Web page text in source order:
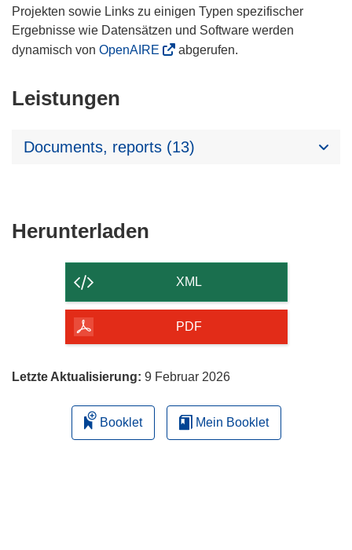
Projekten sowie Links zu einigen Typen spezifischer
Ergebnisse wie Datensätzen und Software werden
dynamisch von OpenAIRE abgerufen.
Leistungen
Documents, reports (13)
Herunterladen
der
Seite
herunterladen
XML
PDF
Letzte Aktualisierung: 9 Februar 2026
Booklet Mein Booklet